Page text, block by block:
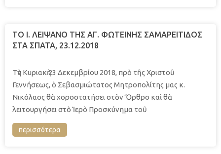
ΤΟ Ι. ΛΕΙΨΑΝΟ ΤΗΣ ΑΓ. ΦΩΤΕΙΝΗΣ ΣΑΜΑΡΕΙΤΙΔΟΣ
ΣΤΑ ΣΠΑΤΑ, 23.12.2018
Τὴν Κυριακὴ 23 Δεκεμβρίου 2018, πρὸ τῆς Χριστοῦ
Γεννήσεως, ὁ Σεβασμιώτατος Μητροπολίτης μας κ.
Νικόλαος θὰ χοροστατήσει στὸν Ὄρθρο καὶ θὰ
λειτουργήσει στὸ Ἱερὸ Προσκύνημα τοῦ
περισσότερα